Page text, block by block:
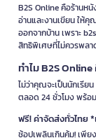
B2S Online คือร้านห
อ่านและงานเขียน ให้
ออกจากบ้าน เพราะ
สิทธิพิเศษที่ไม่ควรพลา
ทำไม B2S
ไม่ว่าคุณจะเป็นนักเรี
ตลอด 24 ชั่วโมง พร้อ
ฟรี! ค่าจัดส่งทั่วไทย
ช้อปเพลินเกินคุ้ม! เพี